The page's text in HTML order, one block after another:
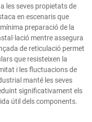
les seves propietats de
en escenaris que
preparació de la
mentre assegura
de reticulació permet
que resisteixen la
i les fluctuacions de
manté les seves
significativament els
útil dels components.